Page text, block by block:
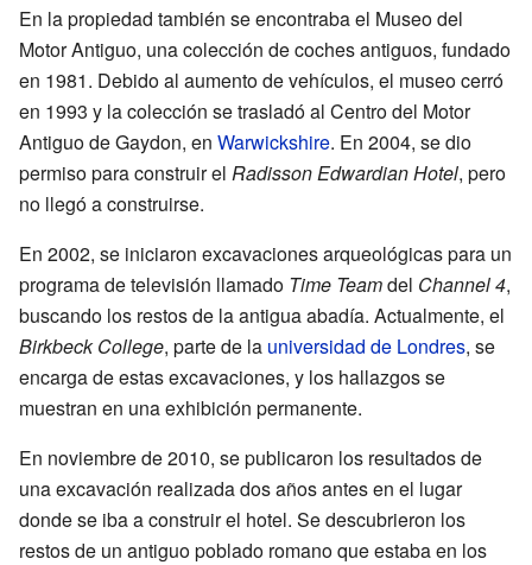
En la propiedad también se encontraba el Museo del
Motor Antiguo, una colección de coches antiguos, fundado
en 1981. Debido al aumento de vehículos, el museo cerró
en 1993 y la colección se trasladó al Centro del Motor
Antiguo de Gaydon, en Warwickshire. En 2004, se dio
permiso para construir el Radisson Edwardian Hotel, pero
no llegó a construirse.
En 2002, se iniciaron excavaciones arqueológicas para un
programa de televisión llamado Time Teamdel Channel 4,
buscando los restos de la antigua abadía. Actualmente, el
Birkbeck College, parte de la universidad de Londres, se
encarga de estas excavaciones, y los hallazgos se
muestran en una exhibición permanente.
En noviembre de 2010, se publicaron los resultados de
una excavación realizada dos años antes en el lugar
donde se iba a construir el hotel. Se descubrieron los
restos de un antiguo poblado romano que estaba en los